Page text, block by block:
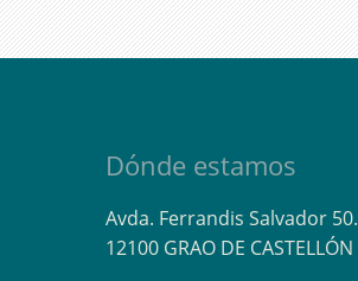
Dónde estamos
Avda. Ferrandis Salvador 50.
12100 GRAO DE CASTELLÓN